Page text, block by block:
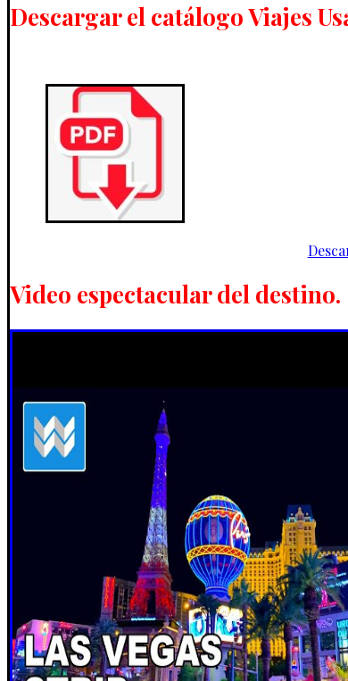
Descargar el catálogo Viajes
Video espectacular del destino.